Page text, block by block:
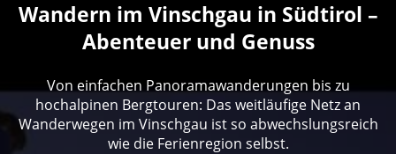
Wandern im Vinschgau in Südtirol –
Abenteuer und Genuss
Von einfachen Panoramawanderungen bis zu
hochalpinen Bergtouren: Das weitläufige Netz an
Wanderwegen im Vinschgau ist so abwechslungsreich
wie die Ferienregion selbst.